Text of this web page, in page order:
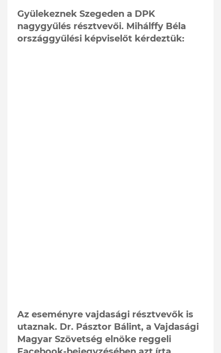
Gyülekeznek Szegeden a DPK
nagygyűlés résztvevői. Mihálffy Béla
országgyűlési képviselőt kérdeztük:
Az eseményre vajdasági résztvevők is
utaznak. Dr. Pásztor Bálint, a Vajdasági
Magyar Szövetség elnöke reggeli